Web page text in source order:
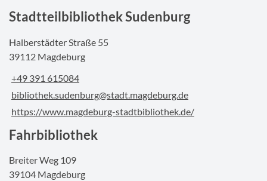
Stadtteilbibliothek Sudenburg
Halberstädter Straße 55
39112 Magdeburg
+49 391 615084
bibliothek.sudenburg@stadt.magdeburg.de
https://www.magdeburg-stadtbibliothek.de/
Fahrbibliothek
Breiter Weg 109
39104 Magdeburg